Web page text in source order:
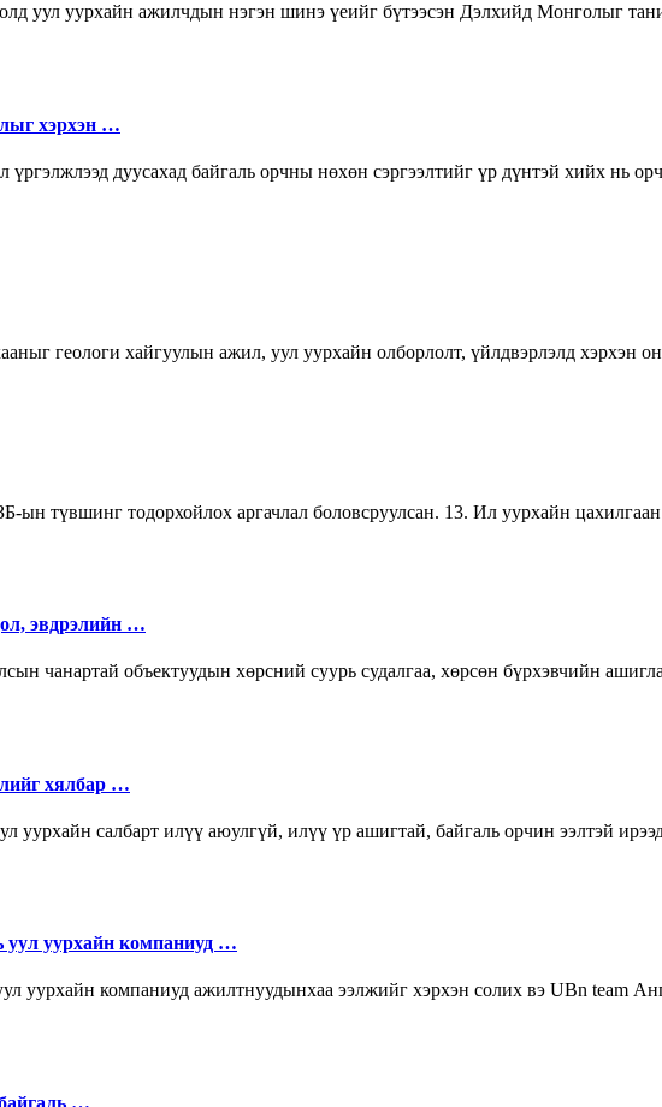
уул уурхайн ажилчдын нэгэн шинэ үеийг бүтээсэн Дэлхийд Монголыг
хэрхэн …
дуусахад байгаль орчны нөхөн сэргээлтийг үр дүнтэй хийх нь
геологи хайгуулын ажил, уул уурхайн олборлолт, үйлдвэрлэлд хэрхэн
түвшинг тодорхойлох аргачлал боловсруулсан. 13. Ил уурхайн
эвдрэлийн …
чанартай объектуудын хөрсний суурь судалгаа, хөрсөн бүрхэвчийн
хялбар …
уурхайн салбарт илүү аюулгүй, илүү үр ашигтай, байгаль орчин ээлтэй
уул уурхайн компаниуд …
уурхайн компаниуд ажилтнуудынхаа ээлжийг хэрхэн солих вэ UBn team
…